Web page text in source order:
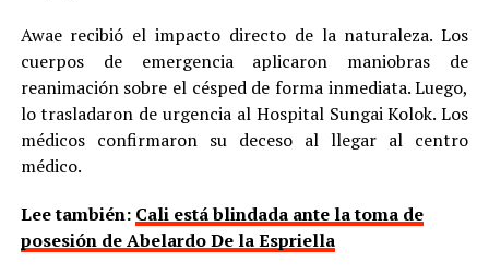
Awae recibió el impacto directo de la naturaleza. Los
cuerpos de emergencia aplicaron maniobras de
reanimación sobre el césped de forma inmediata. Luego,
lo trasladaron de urgencia al Hospital Sungai Kolok. Los
médicos confirmaron su deceso al llegar al centro
médico.
Lee también: Cali está blindada ante la toma de
posesión de Abelardo De la Espriella